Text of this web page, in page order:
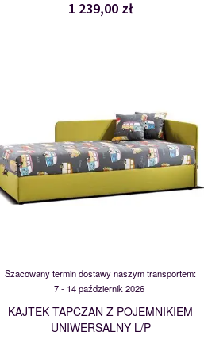
1 239,00 zł
Szacowany termin dostawy naszym transportem:
7 - 14 październik 2026
KAJTEK TAPCZAN Z POJEMNIKIEM
UNIWERSALNY L/P